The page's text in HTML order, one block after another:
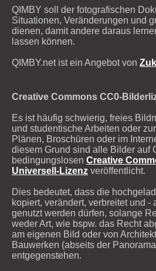
QIMBY soll der fotografischen
Situationen, Veränderungen und
dienen, damit andere daraus
lassen können.
QIMBY.net ist ein Angebot von
Creative Commons CC0-
Es ist häufig schwierig, freies
und studentische Arbeiten oder
Plänen, Broschüren oder im
diesem Grund sind alle Bilder auf
bedingungslosen Creative
Universell-Lizenz veröffentlicht.
Dies bedeutet, dass die
kopiert, verändert, verbreitet und -
genutzt werden dürfen, solange
weder Art, wie bspw. das Recht
am eigenen Bild oder von
Bauwerken (abseits der
entgegenstehen.